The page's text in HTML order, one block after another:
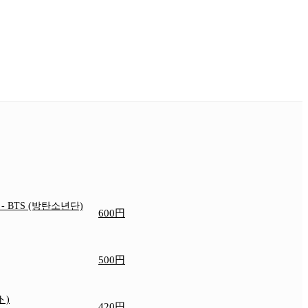
- BTS (방탄소년단)
600円
500円
)